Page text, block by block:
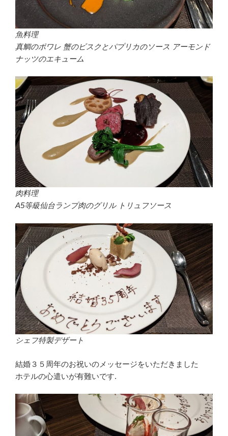
魚料理
真鯛のポワレ 蟹のビスクとパプリカのソース アーモンド
ナッツのエキューム
肉料理
A5等級仙台ランプ肉のグリル トリュフソース
シェフ特製デザート
結婚３５周年のお祝いのメッセージをいただきました
ホテルの心遣いが有難いです.